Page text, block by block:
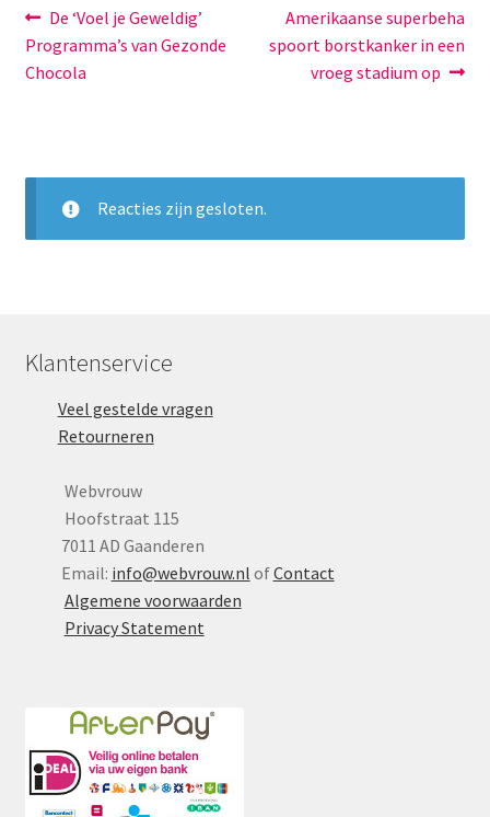
Bericht
navigatie
Vorig
bericht:
De ‘Voel je Geweldig’
Programma’s van Gezonde
Chocola
Volgend
bericht:
Amerikaanse superbeha
spoort borstkanker in een
vroeg stadium op
Reacties zijn gesloten.
Klantenservice
Veel gestelde vragen
Retourneren
Webvrouw
Hoofstraat 115
7011 AD Gaanderen
Email: info@webvrouw.nl ofContact
Algemene voorwaarden
Privacy Statement